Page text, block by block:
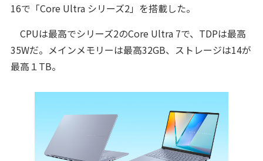
16で「Core Ultra シリーズ2」を搭載した。
CPUは最高でシリーズ2のCore Ultra 7で、TDPは最高
35Wだ。メインメモリーは最高32GB、ストレージは14が
最高１TB。